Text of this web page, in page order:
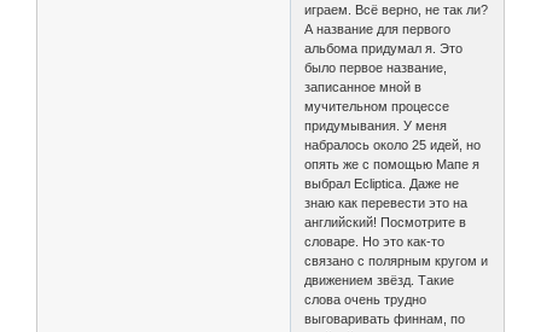
играем. Всё верно, не так ли?
А название для первого
альбома придумал я. Это
было первое название,
записанное мной в
мучительном процессе
придумывания. У меня
набралось около 25 идей, но
опять же с помощью Мапе я
выбрал Ecliptica. Даже не
знаю как перевести это на
английский! Посмотрите в
словаре. Но это как-то
связано с полярным кругом и
движением звёзд. Такие
слова очень трудно
выговаривать финнам, по